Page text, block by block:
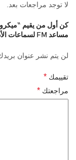
لا توجد مراجعات بعد.
مساعد FM لسماعات الأذن”
لن يتم نشر عنوان
تقييمك *
مراجعتك *